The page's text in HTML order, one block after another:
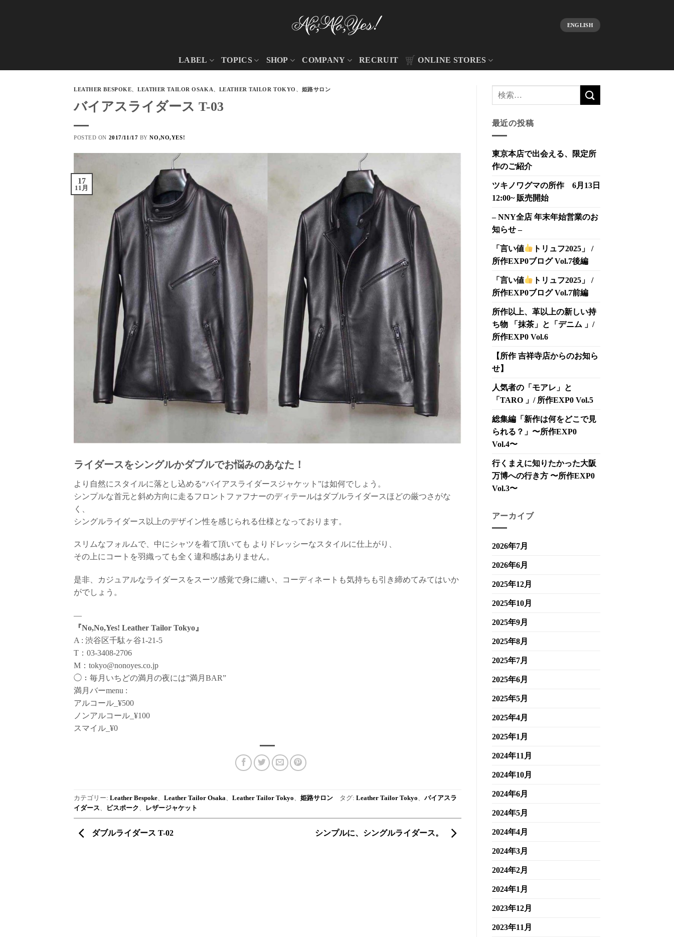
ENGLISH
LABEL TOPICS SHOP COMPANY RECRUIT ONLINE STORES
LEATHER BESPOKE、 LEATHER TAILOR OSAKA、 LEATHER TAILOR TOKYO 、 姫路サロン
バイアスライダース T-03
POSTED ON 2017/11/17 BYNO,NO,YES!
17
11月
ライダースをシングルかダブルでお悩みのあなた！
より自然にスタイルに落とし込める“バイアスライダースジャケット”は如何でしょう。
シンプルな首元と斜め方向に走るフロントファフナーのディテールはダブルライダースほどの厳つさがな
く、
シングルライダース以上のデザイン性を感じられる仕様となっております。
スリムなフォルムで、中にシャツを着て頂いても よりドレッシーなスタイルに仕上がり、
その上にコートを羽織っても全く違和感はありません。
是非、カジュアルなライダースをスーツ感覚で身に纏い、コーディネートも気持ちも引き締めてみてはいか
がでしょう。
—
『No,No,Yes! Leather Tailor Tokyo』
A : 渋谷区千駄ヶ谷1-21-5
T：03-3408-2706
M：tokyo@nonoyes.co.jp
◯：毎月いちどの満月の夜には”満月BAR”
満月バーmenu :
アルコール_¥500
ノンアルコール_¥100
スマイル_¥0
カテゴリー: Leather Bespoke、 Leather Tailor Osaka、 Leather Tailor Tokyo、 姫路サロン タグ: Leather Tailor Tokyo、 バイアスラ
イダース、 ビスポーク、 レザージャケット
ダブルライダース T-02 シンプルに、シングルライダース。
最近の投稿
東京本店で出会える、限定所
作のご紹介
ツキノワグマの所作 6月13日
12:00~ 販売開始
– NNY全店 年末年始営業のお
知らせ –
「言い値
トリュフ2025」 /
所作EXP0ブログ Vol.7後編
「言い値
トリュフ2025」 /
所作EXP0ブログ Vol.7前編
所作以上、革以上の新しい持
ち物 「抹茶」と「デニム 」/
所作EXP0 Vol.6
【所作 吉祥寺店からのお知ら
せ】
人気者の「モアレ」と
「TARO 」/ 所作EXP0 Vol.5
総集編「新作は何をどこで見
られる？」〜所作EXP0
Vol.4〜
行くまえに知りたかった大阪
万博への行き方 〜所作EXP0
Vol.3〜
アーカイブ
2026年7月
2026年6月
2025年12月
2025年10月
2025年9月
2025年8月
2025年7月
2025年6月
2025年5月
2025年4月
2025年1月
2024年11月
2024年10月
2024年6月
2024年5月
2024年4月
2024年3月
2024年2月
2024年1月
2023年12月
2023年11月